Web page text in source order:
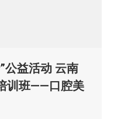
公益活动 云南
训班——口腔美